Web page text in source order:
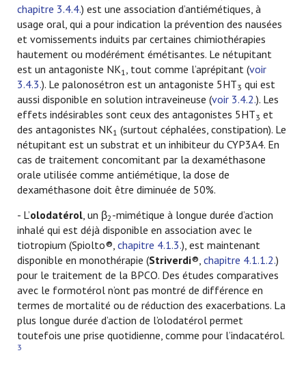
chapitre 3.4.4.) est une association d’antiémétiques, à
usage oral, qui a pour indication la prévention des nausées
et vomissements induits par certaines chimiothérapies
hautement ou modérément émétisantes. Le nétupitant
est un antagoniste NK1, tout comme l’aprépitant (voir
3.4.3.). Le palonosétron est un antagoniste 5HT3 qui est
aussi disponible en solution intraveineuse (voir 3.4.2.). Les
effets indésirables sont ceux des antagonistes 5HT3 et
des antagonistes NK1 (surtout céphalées, constipation). Le
nétupitant est un substrat et un inhibiteur du CYP3A4. En
cas de traitement concomitant par la dexaméthasone
orale utilisée comme antiémétique, la dose de
dexaméthasone doit être diminuée de 50%.
- L’olodatérol, un β2-mimétique à longue durée d’action
inhalé qui est déjà disponible en association avec le
tiotropium (Spiolto®, chapitre 4.1.3.), est maintenant
disponible en monothérapie (Striverdi®, chapitre 4.1.1.2.)
pour le traitement de la BPCO. Des études comparatives
avec le formotérol n’ont pas montré de différence en
termes de mortalité ou de réduction des exacerbations. La
plus longue durée d’action de l’olodatérol permet
toutefois une prise quotidienne, comme pour l’indacatérol.
3